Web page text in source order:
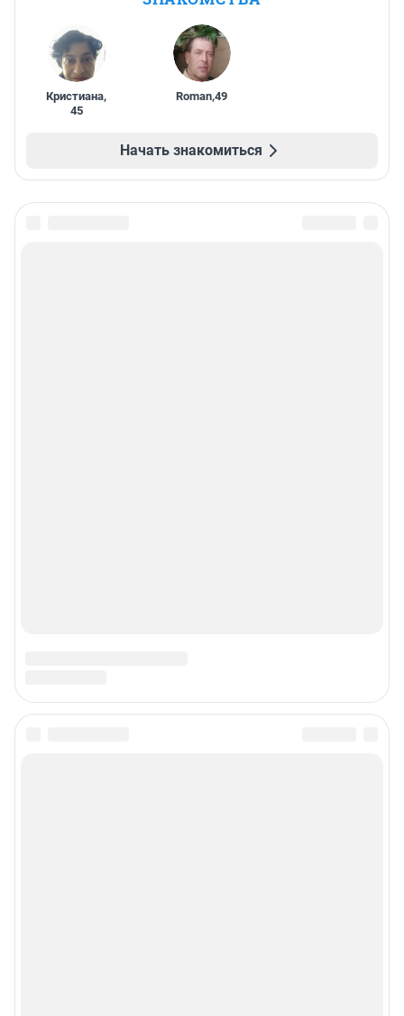
Кристиана,
45
Roman,49
Начать знакомиться